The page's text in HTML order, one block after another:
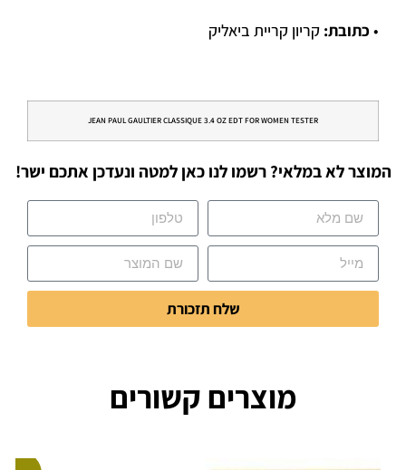
• כתובת: קריון קריית ביאליק
JEAN PAUL GAULTIER CLASSIQUE 3.4 OZ EDT FOR WOMEN TESTER
המוצר לא במלאי? רשמו לנו כאן למטה ונעדכן אתכם ישר!
שלח תזכורת
מוצרים קשורים